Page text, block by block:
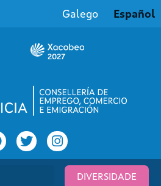
Galego Español
DIVERSIDADE